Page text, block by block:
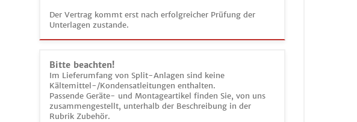
Der Vertrag kommt erst nach erfolgreicher Prüfung der
Unterlagen zustande.
Bitte beachten!
Im Lieferumfang von Split-Anlagen sind keine
Kältemittel-/Kondensatleitungen enthalten.
Passende Geräte- und Montageartikel finden Sie, von uns
zusammengestellt, unterhalb der Beschreibung in der
Rubrik Zubehör.